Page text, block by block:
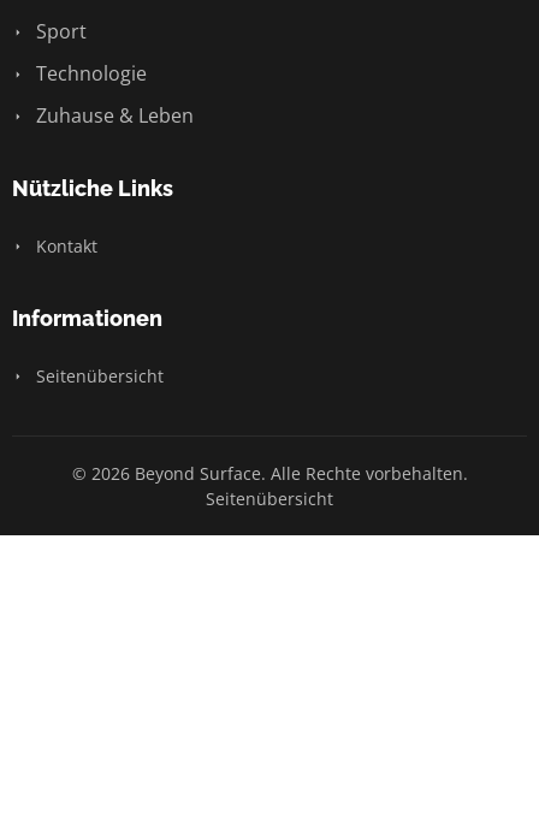
Sport
Technologie
Zuhause & Leben
Nützliche Links
Kontakt
Informationen
Seitenübersicht
© 2026 Beyond Surface. Alle Rechte vorbehalten.
Seitenübersicht